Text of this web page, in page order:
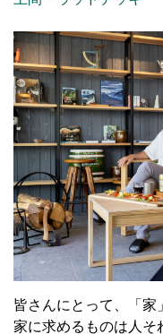
皆さんにとって、「家
家に求めるものは人そ